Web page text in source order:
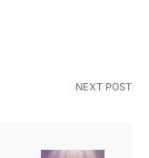
NEXT POST